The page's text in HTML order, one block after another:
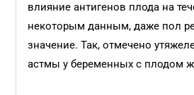
влияние антигенов плода на
некоторым данным, даже пол
значение. Так, отмечено
астмы у беременных с плодом